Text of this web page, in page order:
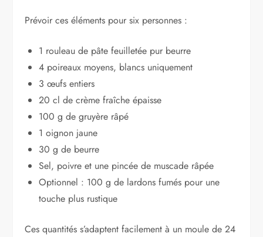
Prévoir ces éléments pour six personnes :
1 rouleau de pâte feuilletée pur beurre
4 poireaux moyens, blancs uniquement
3 œufs entiers
20 cl de crème fraîche épaisse
100 g de gruyère râpé
1 oignon jaune
30 g de beurre
Sel, poivre et une pincée de muscade râpée
Optionnel : 100 g de lardons fumés pour une
touche plus rustique
Ces quantités s’adaptent facilement à un moule de 24